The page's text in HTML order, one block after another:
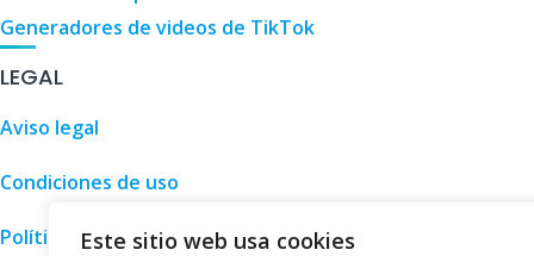
Este sitio web usa cookies
Generadores de videos de TikTok
LEGAL
Aviso legal
Condiciones de uso
Política de privacidad